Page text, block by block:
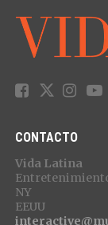
CONTACTO
Vida Latina
NY
EEUU